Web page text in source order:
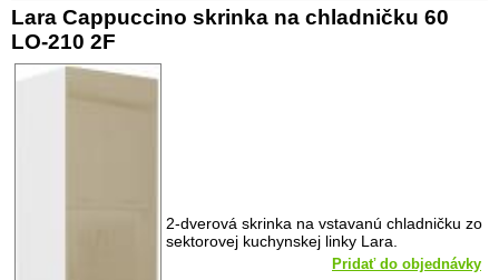
Lara Cappuccino skrinka na chladničku 60
LO-210 2F
2-dverová skrinka na vstavanú chladničku zo
sektorovej kuchynskej linky Lara.
Pridať do objednávky